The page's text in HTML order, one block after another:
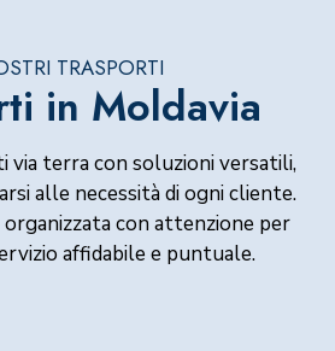
TRASPORTI
in Moldavia
via terra con soluzioni versatili,
alle necessità di ogni cliente.
organizzata con attenzione per
affidabile e puntuale.